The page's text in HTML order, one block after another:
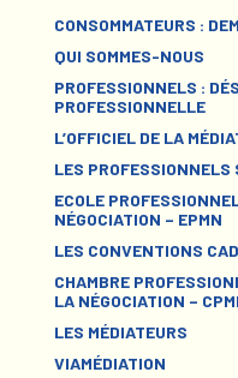
CONSOMMATEURS :
QUI SOMMES-NOUS
PROFESSIONNELS :
PROFESSIONNELLE
L’OFFICIEL DE LA
LES PROFESSIONNELS
ECOLE
NÉGOCIATION – EPMN
LES CONVENTIONS
CHAMBRE
LA NÉGOCIATION –
LES MÉDIATEURS
VIAMÉDIATION